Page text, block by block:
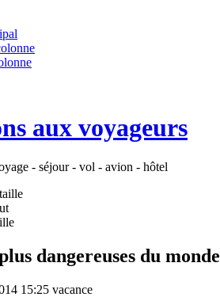
aux voyageurs
- séjour - vol - avion - hôtel
dangereuses du monde
15:25 vacance